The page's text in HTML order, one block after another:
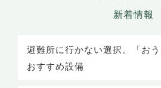
避難所に行かない選択。「お
おすすめ設備